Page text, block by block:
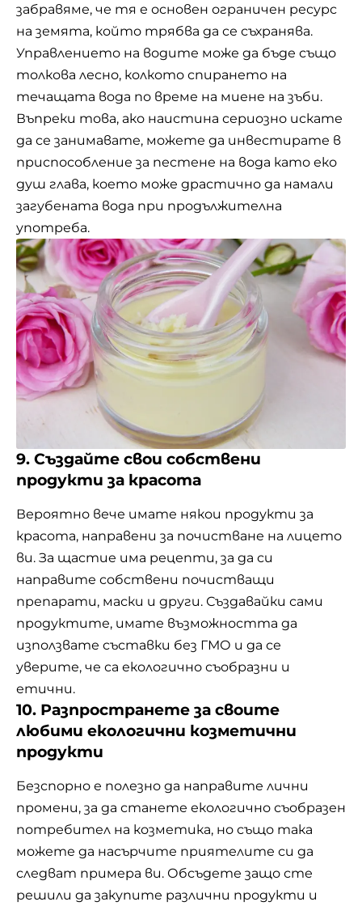
забравяме, че тя е основен ограничен ресурс
на земята, който трябва да се съхранява.
Управлението на водите може да бъде също
толкова лесно, колкото спирането на
течащата вода по време на миене на зъби.
Въпреки това, ако наистина сериозно искате
да се занимавате, можете да инвестирате в
приспособление за пестене на вода като еко
душ глава, което може драстично да намали
загубената вода при продължителна
употреба.
9. Създайте свои собствени
продукти за красота
Вероятно вече имате някои продукти за
красота, направени за почистване на лицето
ви. За щастие има рецепти, за да си
направите собствени почистващи
препарати, маски и други. Създавайки сами
продуктите, имате възможността да
използвате съставки без ГМО и да се
уверите, че са екологично съобразни и
етични.
10. Разпространете за своите
любими екологични козметични
продукти
Безспорно е полезно да направите лични
промени, за да станете екологично съобразен
потребител на козметика, но също така
можете да насърчите приятелите си да
следват примера ви. Обсъдете защо сте
решили да закупите различни продукти и